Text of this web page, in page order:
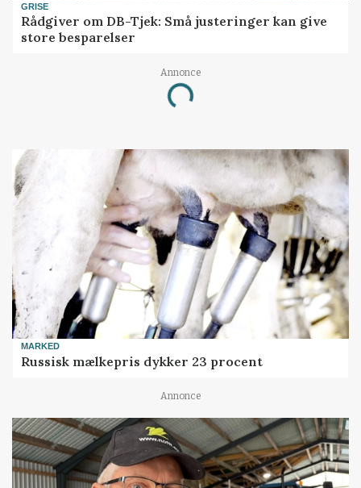
GRISE
Rådgiver om DB-Tjek: Små justeringer kan give
store besparelser
Annonce
Loading...
MARKED
Russisk mælkepris dykker 23 procent
Annonce